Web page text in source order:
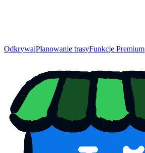
OdkrywajPlanowanie trasyFunkcje Premium